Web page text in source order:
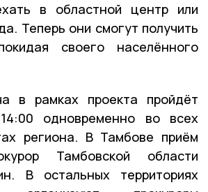
в областной центр или
Теперь они смогут получить
своего населённого
в рамках проекта пройдёт
одновременно во всех
региона. В Тамбове приём
Тамбовской области
В остальных территориях